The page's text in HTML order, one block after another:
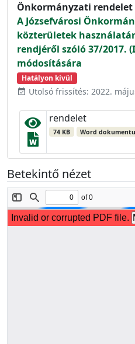
Önkormányzati rendelet
A Józsefvárosi
közterületek
rendjéről szóló 37/2017.
módosítására
Hatályon kívül
event_available Utolsó frissítés: 2022.
rendelet
74 KB Word
Betekintő nézet